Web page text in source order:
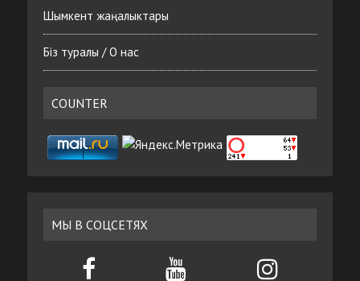
Шымкент жаңалыктары
Біз туралы / О нас
COUNTER
МЫ В СОЦСЕТЯХ